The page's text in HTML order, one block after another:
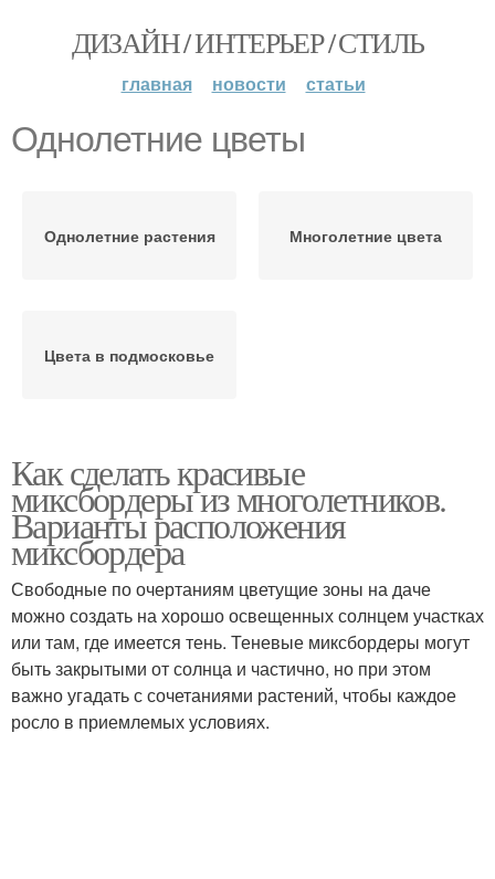
ДИЗАЙН / ИНТЕРЬЕР / СТИЛЬ
главная новости статьи
Однолетние цветы
Однолетние растения Многолетние цвета
Цвета в подмосковье
Как сделать красивые
миксбордеры из многолетников.
Варианты расположения
миксбордера
Свободные по очертаниям цветущие зоны на даче
можно создать на хорошо освещенных солнцем участках
или там, где имеется тень. Теневые миксбордеры могут
быть закрытыми от солнца и частично, но при этом
важно угадать с сочетаниями растений, чтобы каждое
росло в приемлемых условиях.